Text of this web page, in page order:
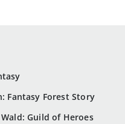
Fantasy Forest Story
Guild of Heroes